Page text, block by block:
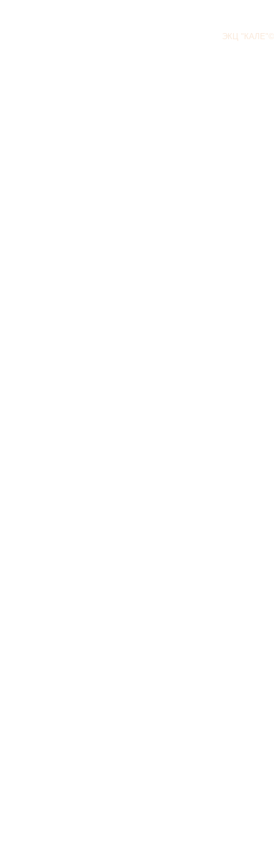
ЭКЦ "КАЛЕ"©